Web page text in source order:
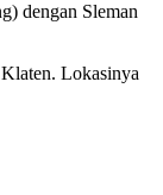
dengan Sleman
Klaten. Lokasinya